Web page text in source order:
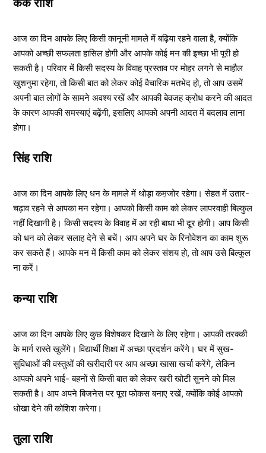
आज का दिन आपके लिए किसी कानूनी मामले में बढ़िया रहने वाला है, क्योंकि
आपको अच्छी सफलता हासिल होगी और आपके कोई मन की इच्छा भी पूरी हो
सकती है। परिवार में किसी सदस्य के विवाह प्रस्ताव पर मोहर लगने से माहौल
खुशनुमा रहेगा, तो किसी बात को लेकर कोई वैचारिक मतभेद हो, तो आप उसमें
अपनी बात लोगों के सामने अवश्य रखें और आपकी बेवजह क्रोध करने की आदत
के कारण आपकी समस्याएं बढ़ेंगी, इसलिए आपको अपनी आदत में बदलाव लाना
होगा।
सिंह राशि
आज का दिन आपके लिए धन के मामले में थोड़ा कम़जोर रहेगा। सेहत में उतार-
चढ़ाव रहने से आपका मन रहेगा। आपको किसी काम को लेकर लापरवाही बिल्कुल
नहीं दिखानी है। किसी सदस्य के विवाह में आ रही बाधा भी दूर होगी। आप किसी
को धन को लेकर सलाह देने से बचें। आप अपने घर के रिनोवेशन का काम शुरू
कर सकते हैं। आपके मन में किसी काम को लेकर संशय हो, तो आप उसे बिल्कुल
ना करें।
कन्या राशि
आज का दिन आपके लिए कुछ विशेषकर दिखाने के लिए रहेगा। आपकी तरक्की
के मार्ग रास्ते खुलेंगे। विद्यार्थी शिक्षा में अच्छा प्रदर्शन करेंगे। घर में सुख-
सुविधाओं की वस्तुओं की खरीदारी पर आप अच्छा खासा खर्चा करेंगे, लेकिन
आपको अपने भाई- बहनों से किसी बात को लेकर खरी खोटी सुनने को मिल
सकती है। आप अपने बिजनेस पर पूरा फोकस बनाए रखें, क्योंकि कोई आपको
धोखा देने की कोशिश करेगा।
तुला राशि